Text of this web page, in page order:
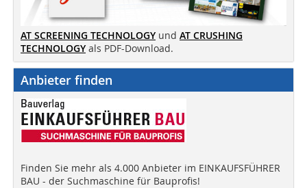
AT SCREENING TECHNOLOGY und AT CRUSHING
TECHNOLOGY als PDF-Download.
Anbieter finden
Finden Sie mehr als 4.000 Anbieter im EINKAUFSFÜHRER
BAU - der Suchmaschine für Bauprofis!